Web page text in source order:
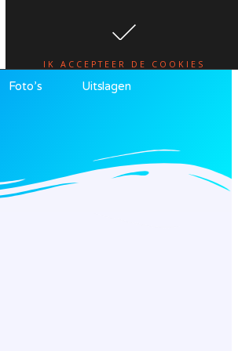
IK ACCEPTEER DE COOKIES
Foto’s Uitslagen